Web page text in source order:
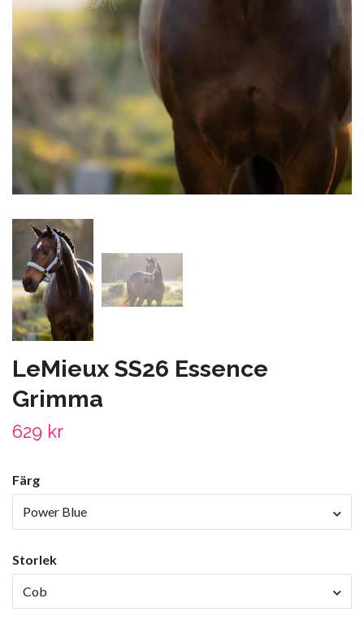
LeMieux SS26 Essence
Grimma
629 kr
Färg
Power Blue
Storlek
Cob